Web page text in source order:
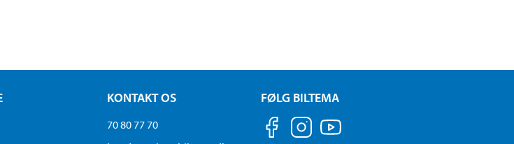
KONTAKT OS
70 80 77 70
FØLG BILTEMA